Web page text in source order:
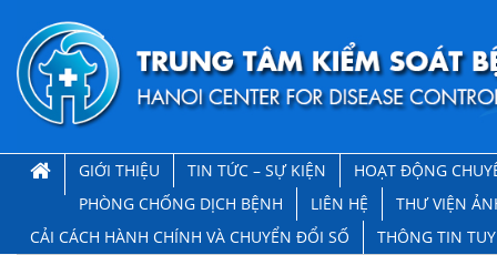
GIỚI THIỆU TIN TỨC – SỰ KIỆN
HOẠT ĐỘNG
PHÒNG CHỐNG DỊCH BỆNH
LIÊN HỆ
THƯ VIỆN
CẢI CÁCH HÀNH CHÍNH VÀ CHUYỂN ĐỔI SỐ
THÔNG TIN